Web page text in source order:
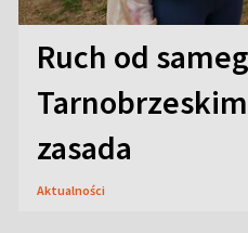
Ruch od
zasada
Aktualności